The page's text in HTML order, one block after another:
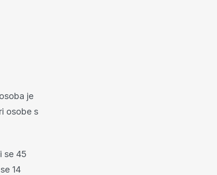
je
osobe s
se 45
14